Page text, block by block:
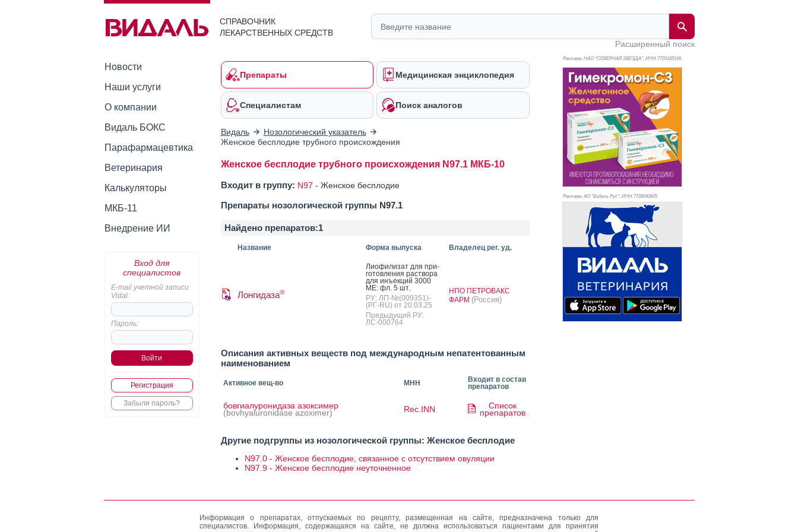
СПРАВОЧНИК
ЛЕКАРСТВЕННЫХ СРЕДСТВ
Расширенный поиск
Новости
Наши услуги
О компании
Видаль БОКС
Парафармацевтика
Ветеринария
Калькуляторы
МКБ-11
Внедрение ИИ
Вход для
специалистов
E-mail учетной записи
Vidal:
Пароль:
Регистрация
Забыли пароль?
Препараты Медицинская энциклопедия
Специалистам Поиск аналогов
Видаль
Нозологический указатель
Женское бесплодие трубного происхождения
Женское бесплодие трубного происхождения N97.1 МКБ-10
Входит в группу: N97 - Женское бесплодие
Препараты нозологической группы N97.1
Найдено препаратов:1
Название Форма выпуска Владелец рег. уд.
Лонгидаза®
Ли­офи­лизат для при­
готов­ле­ния рас­тво­ра
для инъ­ек­ций 3000
МЕ: фл. 5 шт.
РУ: ЛП-№(009351)-
(РГ-RU) от 20.03.25
Предыдущий РУ:
ЛС-000764
НПО ПЕТРОВАКС
ФАРМ (Россия)
Описания активных веществ под международным непатентованным
наименованием
Активное вещ-во МНН
Входит в состав
препаратов
бовгиалуронидаза азоксимер
(bovhyaluronidase azoximer) Rec.INN Список
препаратов
Другие подгруппы из нозологической группы: Женское бесплодие
N97.0 - Женское бесплодие, связанное с отсутствием овуляции
N97.9 - Женское бесплодие неуточненное
Реклама. НАО "СЕВЕРНАЯ ЗВЕЗДА", ИНН 7720185196
Реклама. АО "Видаль Рус", ИНН 7728043605
Информация о препаратах, отпускаемых по рецепту, размещенная на сайте, предназначена только для
специалистов. Информация, содержащаяся на сайте, не должна использоваться пациентами для принятия